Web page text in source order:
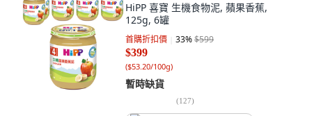
HiPP 喜寶 生機食物泥, 蘋果香蕉,
125g, 6罐
首購折扣價 33%$599
$399
($53.20/100g)
暫時缺貨
(127)